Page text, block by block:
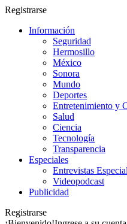
Registrarse
Información
Seguridad
Hermosillo
México
Sonora
Mundo
Deportes
Entretenimiento y
Salud
Ciencia
Tecnología
Transparencia
Especiales
Entrevistas
Videopodcast
Publicidad
Registrarse